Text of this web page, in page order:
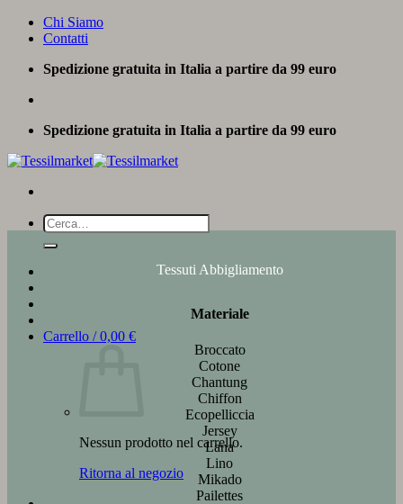
Salta
Chi Siamo
Contatti
Spedizione gratuita in Italia a partire da 99 euro
Spedizione gratuita in Italia a partire da 99 euro
Cerca:
Carrello /0,00 €
Nessun prodotto nel carrello.
Ritorna al negozio
Tessuti Abbigliamento
Materiale
Broccato
Cotone
Chantung
Chiffon
Ecopelliccia
Jersey
Lana
Lino
Mikado
Pailettes